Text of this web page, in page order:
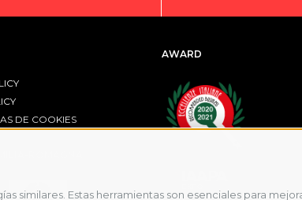
similares. Estas herramientas son esenciales para
DE COOKIES
ROMAGNA
AWARD